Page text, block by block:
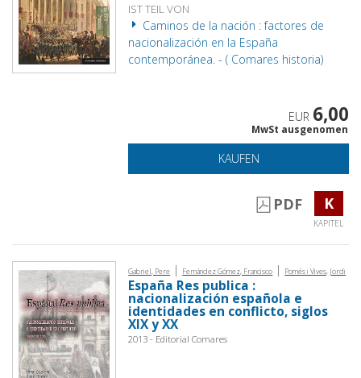
IST TEIL VON
Caminos de la nación : factores de
nacionalización en la España
contemporánea. - ( Comares historia)
EUR 6,00
MwSt ausgenomen
KAUFEN
PDF K
KAPITEL
Gabriel, Pere | Fernández Gómez, Francisco | Pomés i Vives, Jordi
España Res publica :
nacionalización española e
identidades en conflicto, siglos
XIX y XX
2013 - Editorial Comares